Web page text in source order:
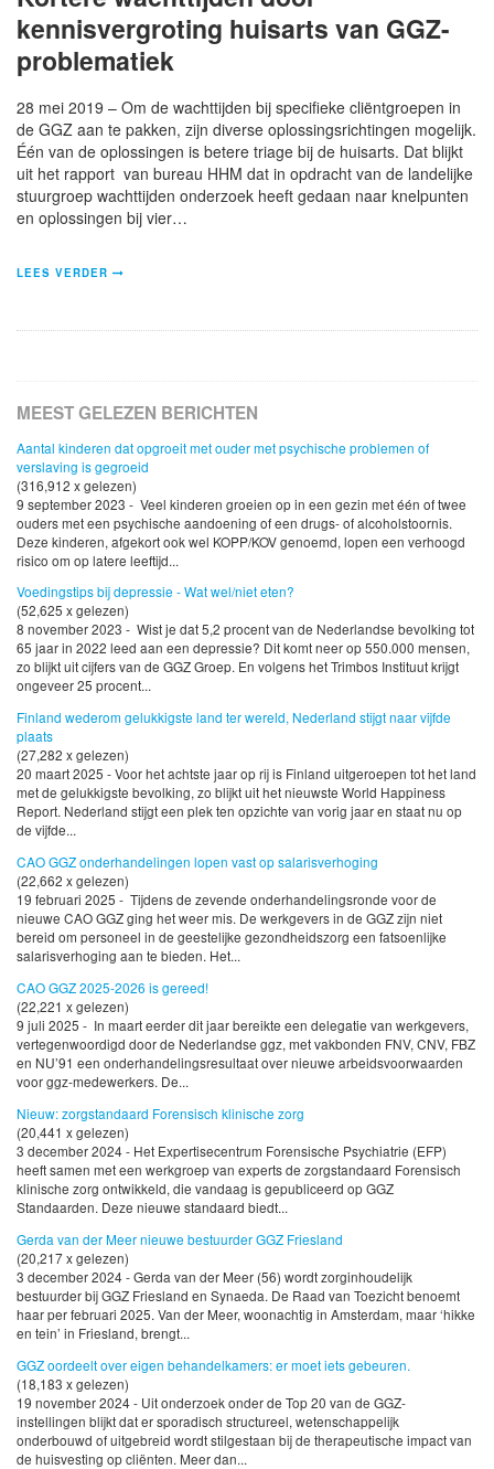
kennisvergroting huisarts van GGZ-
problematiek
28 mei 2019 – Om de wachttijden bij specifieke cliëntgroepen in
de GGZ aan te pakken, zijn diverse oplossingsrichtingen mogelijk.
Één van de oplossingen is betere triage bij de huisarts. Dat blijkt
uit het rapport van bureau HHM dat in opdracht van de landelijke
stuurgroep wachttijden onderzoek heeft gedaan naar knelpunten
en oplossingen bij vier…
LEES VERDER
MEEST GELEZEN BERICHTEN
Aantal kinderen dat opgroeit met ouder met psychische problemen of
verslaving is gegroeid
(316,912 x gelezen)
9 september 2023 - Veel kinderen groeien op in een gezin met één of twee
ouders met een psychische aandoening of een drugs- of alcoholstoornis.
Deze kinderen, afgekort ook wel KOPP/KOV genoemd, lopen een verhoogd
risico om op latere leeftijd...
Voedingstips bij depressie - Wat wel/niet eten?
(52,625 x gelezen)
8 november 2023 - Wist je dat 5,2 procent van de Nederlandse bevolking tot
65 jaar in 2022 leed aan een depressie? Dit komt neer op 550.000 mensen,
zo blijkt uit cijfers van de GGZ Groep. En volgens het Trimbos Instituut krijgt
ongeveer 25 procent...
Finland wederom gelukkigste land ter wereld, Nederland stijgt naar vijfde
plaats
(27,282 x gelezen)
20 maart 2025 - Voor het achtste jaar op rij is Finland uitgeroepen tot het land
met de gelukkigste bevolking, zo blijkt uit het nieuwste World Happiness
Report. Nederland stijgt een plek ten opzichte van vorig jaar en staat nu op
de vijfde...
CAO GGZ onderhandelingen lopen vast op salarisverhoging
(22,662 x gelezen)
19 februari 2025 - Tijdens de zevende onderhandelingsronde voor de
nieuwe CAO GGZ ging het weer mis. De werkgevers in de GGZ zijn niet
bereid om personeel in de geestelijke gezondheidszorg een fatsoenlijke
salarisverhoging aan te bieden. Het...
CAO GGZ 2025-2026 is gereed!
(22,221 x gelezen)
9 juli 2025 - In maart eerder dit jaar bereikte een delegatie van werkgevers,
vertegenwoordigd door de Nederlandse ggz, met vakbonden FNV, CNV, FBZ
en NU’91 een onderhandelingsresultaat over nieuwe arbeidsvoorwaarden
voor ggz-medewerkers. De...
Nieuw: zorgstandaard Forensisch klinische zorg
(20,441 x gelezen)
3 december 2024 - Het Expertisecentrum Forensische Psychiatrie (EFP)
heeft samen met een werkgroep van experts de zorgstandaard Forensisch
klinische zorg ontwikkeld, die vandaag is gepubliceerd op GGZ
Standaarden. Deze nieuwe standaard biedt...
Gerda van der Meer nieuwe bestuurder GGZ Friesland
(20,217 x gelezen)
3 december 2024 - Gerda van der Meer (56) wordt zorginhoudelijk
bestuurder bij GGZ Friesland en Synaeda. De Raad van Toezicht benoemt
haar per februari 2025. Van der Meer, woonachtig in Amsterdam, maar ‘hikke
en tein’ in Friesland, brengt...
GGZ oordeelt over eigen behandelkamers: er moet iets gebeuren.
(18,183 x gelezen)
19 november 2024 - Uit onderzoek onder de Top 20 van de GGZ-
instellingen blijkt dat er sporadisch structureel, wetenschappelijk
onderbouwd of uitgebreid wordt stilgestaan bij de therapeutische impact van
de huisvesting op cliënten. Meer dan...